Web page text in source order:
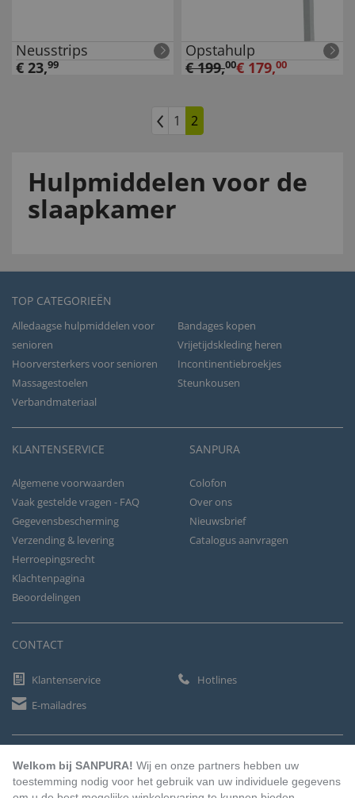
Neusstrips
€ 23,99
Opstahulp
€199,00€ 179,00
1 2
Hulpmiddelen voor de
slaapkamer
TOP CATEGORIEËN
Alledaagse hulpmiddelen voor
senioren
Bandages kopen
Vrijetijdskleding heren
Hoorversterkers voor senioren
Incontinentiebroekjes
Massagestoelen
Steunkousen
Verbandmateriaal
KLANTENSERVICE
Algemene voorwaarden
Vaak gestelde vragen - FAQ
Gegevensbescherming
Verzending & levering
Herroepingsrecht
Klachtenpagina
Beoordelingen
SANPURA
Colofon
Over ons
Nieuwsbrief
Catalogus aanvragen
CONTACT
Klantenservice
Hotlines
E-mailadres
Welkom bij SANPURA! Wij en onze partners hebben uw
toestemming nodig voor het gebruik van uw individuele gegevens